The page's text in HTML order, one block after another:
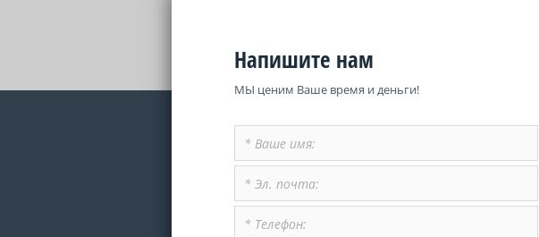
Напишите нам
МЫ ценим Ваше время и деньги!